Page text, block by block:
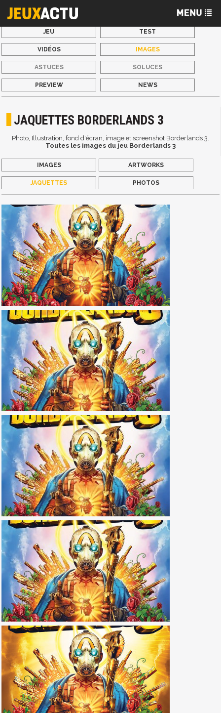
JEU TEST
VIDÉOS IMAGES
ASTUCES SOLUCES
PREVIEW NEWS
JAQUETTES BORDERLANDS 3
Photo, Illustration, fond d'écran, image et screenshot Borderlands 3.
Toutes les images du jeu Borderlands 3
IMAGES ARTWORKS
JAQUETTES PHOTOS